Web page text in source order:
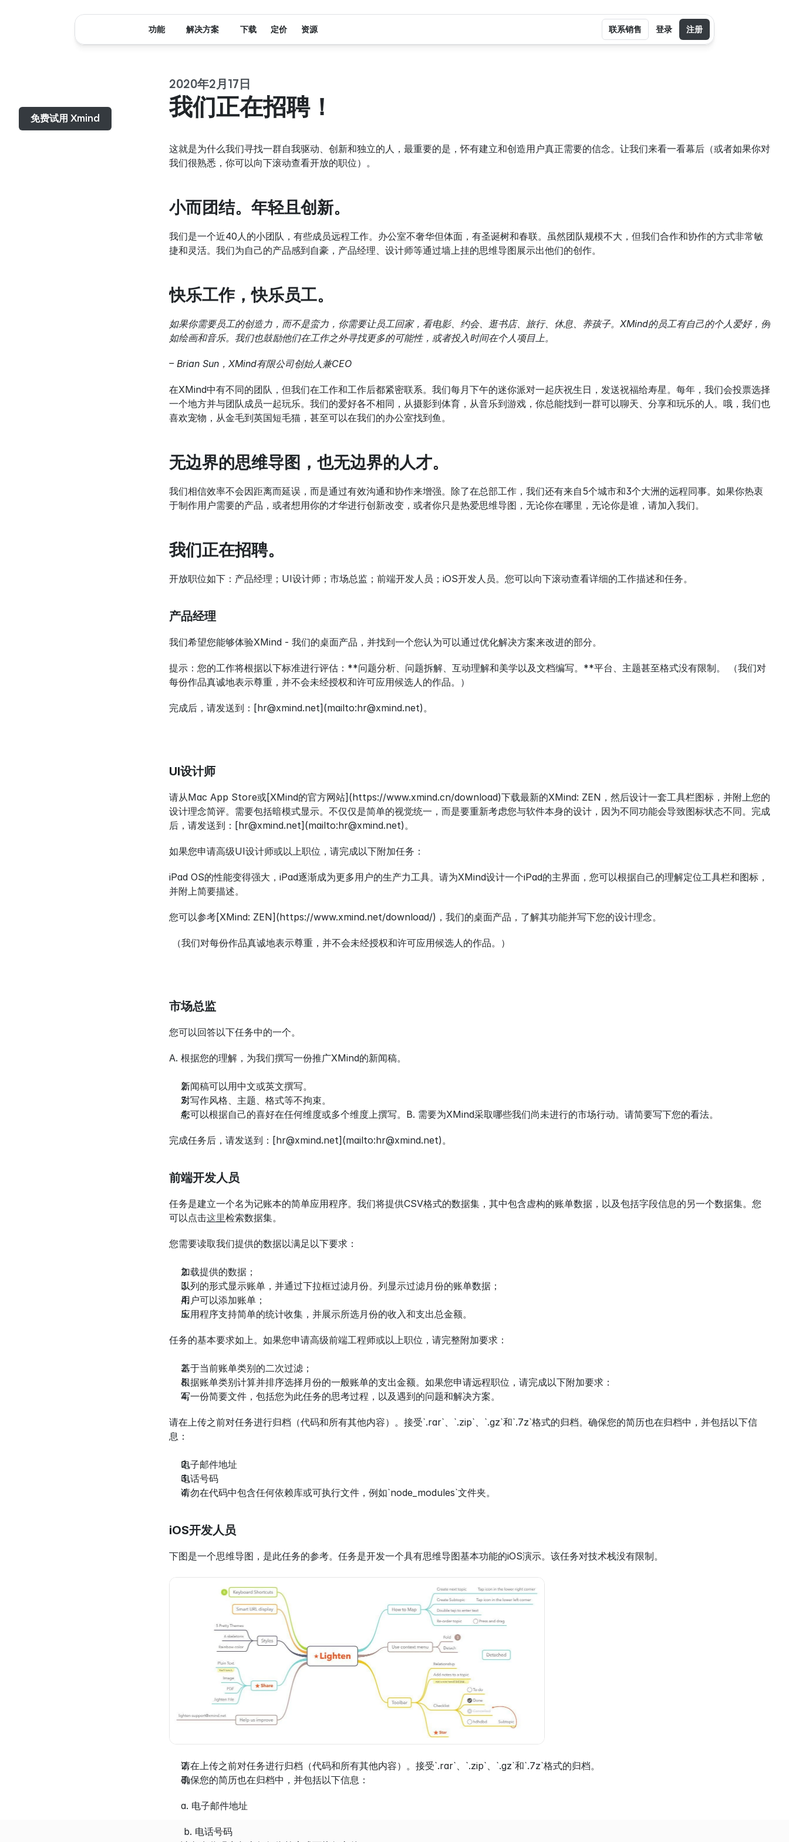
免费试用 Xmind
2020年2月17日
我们正在招聘！
这就是为什么我们寻找一群自我驱动、创新和独立的人，最重要的是，怀有建立和创造用户真正需要的信念。让我们来看一看幕后（或者如果你对
我们很熟悉，你可以向下滚动查看开放的职位）。
小而团结。年轻且创新。
我们是一个近40人的小团队，有些成员远程工作。办公室不奢华但体面，有圣诞树和春联。虽然团队规模不大，但我们合作和协作的方式非常敏
捷和灵活。我们为自己的产品感到自豪，产品经理、设计师等通过墙上挂的思维导图展示出他们的创作。
快乐工作，快乐员工。
如果你需要员工的创造力，而不是蛮力，你需要让员工回家，看电影、约会、逛书店、旅行、休息、养孩子。XMind的员工有自己的个人爱好，例
如绘画和音乐。我们也鼓励他们在工作之外寻找更多的可能性，或者投入时间在个人项目上。
– Brian Sun，XMind有限公司创始人兼CEO
在XMind中有不同的团队，但我们在工作和工作后都紧密联系。我们每月下午的迷你派对一起庆祝生日，发送祝福给寿星。每年，我们会投票选择
一个地方并与团队成员一起玩乐。我们的爱好各不相同，从摄影到体育，从音乐到游戏，你总能找到一群可以聊天、分享和玩乐的人。哦，我们也
喜欢宠物，从金毛到英国短毛猫，甚至可以在我们的办公室找到鱼。
无边界的思维导图，也无边界的人才。
我们相信效率不会因距离而延误，而是通过有效沟通和协作来增强。除了在总部工作，我们还有来自5个城市和3个大洲的远程同事。如果你热衷
于制作用户需要的产品，或者想用你的才华进行创新改变，或者你只是热爱思维导图，无论你在哪里，无论你是谁，请加入我们。
我们正在招聘。
开放职位如下：产品经理；UI设计师；市场总监；前端开发人员；iOS开发人员。您可以向下滚动查看详细的工作描述和任务。
产品经理
我们希望您能够体验XMind - 我们的桌面产品，并找到一个您认为可以通过优化解决方案来改进的部分。
提示：您的工作将根据以下标准进行评估：**问题分析、问题拆解、互动理解和美学以及文档编写。**平台、主题甚至格式没有限制。 （我们对
每份作品真诚地表示尊重，并不会未经授权和许可应用候选人的作品。）
完成后，请发送到：[hr@xmind.net](mailto:hr@xmind.net)。
UI设计师
请从Mac App Store或[XMind的官方网站](https://www.xmind.cn/download)下载最新的XMind: ZEN，然后设计一套工具栏图标，并附上您的
设计理念简评。需要包括暗模式显示。不仅仅是简单的视觉统一，而是要重新考虑您与软件本身的设计，因为不同功能会导致图标状态不同。完成
后，请发送到：[hr@xmind.net](mailto:hr@xmind.net)。
如果您申请高级UI设计师或以上职位，请完成以下附加任务：
iPad OS的性能变得强大，iPad逐渐成为更多用户的生产力工具。请为XMind设计一个iPad的主界面，您可以根据自己的理解定位工具栏和图标，
并附上简要描述。
您可以参考[XMind: ZEN](https://www.xmind.net/download/)，我们的桌面产品，了解其功能并写下您的设计理念。
（我们对每份作品真诚地表示尊重，并不会未经授权和许可应用候选人的作品。）
市场总监
您可以回答以下任务中的一个。
A. 根据您的理解，为我们撰写一份推广XMind的新闻稿。
新闻稿可以用中文或英文撰写。
对写作风格、主题、格式等不拘束。
您可以根据自己的喜好在任何维度或多个维度上撰写。B. 需要为XMind采取哪些我们尚未进行的市场行动。请简要写下您的看法。
完成任务后，请发送到：[hr@xmind.net](mailto:hr@xmind.net)。
前端开发人员
任务是建立一个名为记账本的简单应用程序。我们将提供CSV格式的数据集，其中包含虚构的账单数据，以及包括字段信息的另一个数据集。您
可以点击这里检索数据集。
您需要读取我们提供的数据以满足以下要求：
加载提供的数据；
以列的形式显示账单，并通过下拉框过滤月份。列显示过滤月份的账单数据；
用户可以添加账单；
应用程序支持简单的统计收集，并展示所选月份的收入和支出总金额。
任务的基本要求如上。如果您申请高级前端工程师或以上职位，请完整附加要求：
基于当前账单类别的二次过滤；
根据账单类别计算并排序选择月份的一般账单的支出金额。如果您申请远程职位，请完成以下附加要求：
写一份简要文件，包括您为此任务的思考过程，以及遇到的问题和解决方案。
请在上传之前对任务进行归档（代码和所有其他内容）。接受`.rar`、`.zip`、`.gz`和`.7z`格式的归档。确保您的简历也在归档中，并包括以下信
息：
电子邮件地址
电话号码
请勿在代码中包含任何依赖库或可执行文件，例如`node_modules`文件夹。
iOS开发人员
下图是一个思维导图，是此任务的参考。任务是开发一个具有思维导图基本功能的iOS演示。该任务对技术栈没有限制。
请在上传之前对任务进行归档（代码和所有其他内容）。接受`.rar`、`.zip`、`.gz`和`.7z`格式的归档。
确保您的简历也在归档中，并包括以下信息：
a. 电子邮件地址
b. 电话号码
功能 解决方案 下载 定价 资源 联系销售 登录 注册